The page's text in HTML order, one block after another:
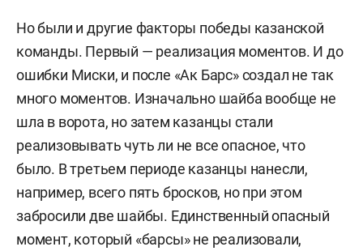
Но были и другие факторы победы казанской
команды. Первый — реализация моментов. И до
ошибки Миски, и после «Ак Барс» создал не так
много моментов. Изначально шайба вообще не
шла в ворота, но затем казанцы стали
реализовывать чуть ли не все опасное, что
было. В третьем периоде казанцы нанесли,
например, всего пять бросков, но при этом
забросили две шайбы. Единственный опасный
момент, который «барсы» не реализовали,